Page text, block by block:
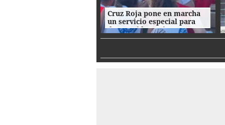
Cruz Roja pone en marcha
un servicio especial para
dar comida a migrantes
fuera del CETI